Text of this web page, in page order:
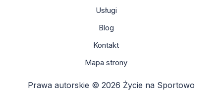
Usługi
Blog
Kontakt
Mapa strony
Prawa autorskie © 2026 Życie na Sportowo